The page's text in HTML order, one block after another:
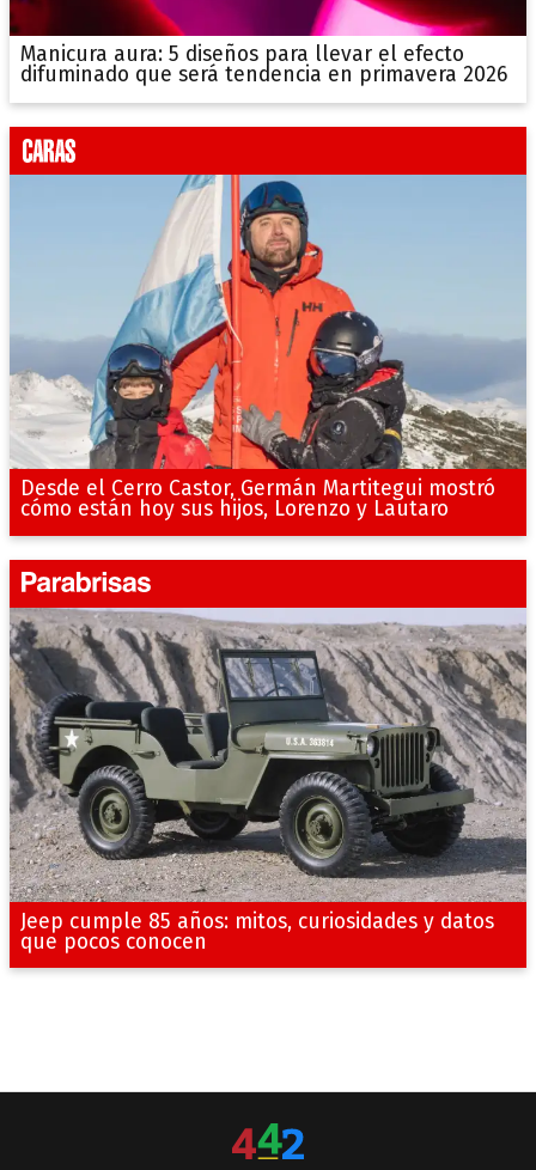
Manicura aura: 5 diseños para llevar el efecto
difuminado que será tendencia en primavera 2026
Desde el Cerro Castor, Germán Martitegui mostró
cómo están hoy sus hijos, Lorenzo y Lautaro
Jeep cumple 85 años: mitos, curiosidades y datos
que pocos conocen